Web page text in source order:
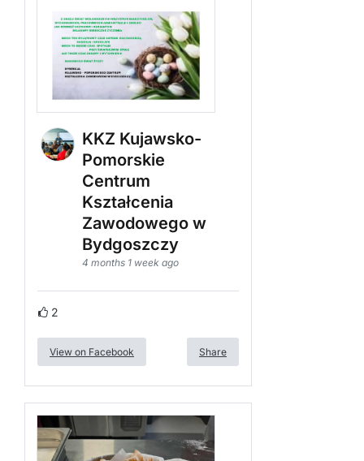
KKZ Kujawsko-
Pomorskie
Centrum
Kształcenia
Zawodowego w
Bydgoszczy
4 months 1 week ago
2
View on Facebook Share